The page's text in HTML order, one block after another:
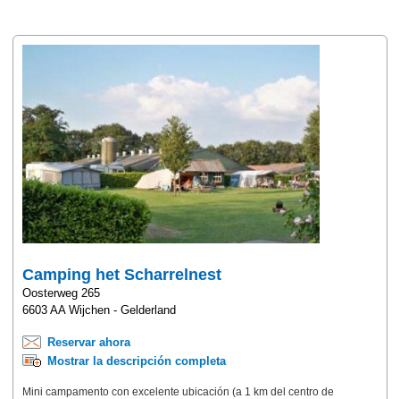
Camping het Scharrelnest
Oosterweg 265
6603 AA Wijchen - Gelderland
Reservar ahora
Mostrar la descripción completa
Mini campamento con excelente ubicación (a 1 km del centro de